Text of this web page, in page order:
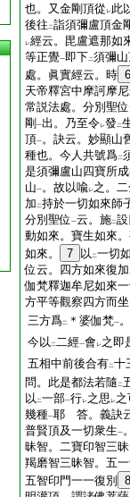
也。又金剛頂從 レ此
後往 二詣須彌盧頂金
レ經云。毘盧遮那如
等正覺一即下二須彌
處。眞實經云。時 6
天帝釋宮中摩訶摩
常説法處。分別聖
剛 一出。乃至令レ發 二
頂一。訣云。妙顯山
種也。今人共號爲二
是須彌盧山四寶所
山一。故以喩レ之。
加 二持於一切如來師
分別聖位 一云。施二
動如來。寶生如來
如來。
7 以 二一切
位云。四方如來復加
伽梵釋迦牟尼如來
方平等觀察四方而
三方爲二 ＊婆伽梵一
今以 二二經一會レ之即
五相中前後合有二十
問。此是都法若隨 二
以 二一部一行レ之思 レ之
幾種一耶 答。義訣
普賢頂及一切衆生一
昧智。二寶印智三
羯磨智三昧智。五
五智印門一一復別
8